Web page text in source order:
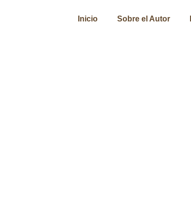
Inicio Sobre el Autor